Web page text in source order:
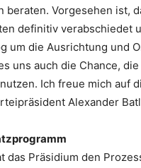
Vorgesehen ist,
definitiv verabschiedet
um die Ausrichtung und
uns auch die Chance,
Ich freue mich auf
Alexander
das Präsidium den